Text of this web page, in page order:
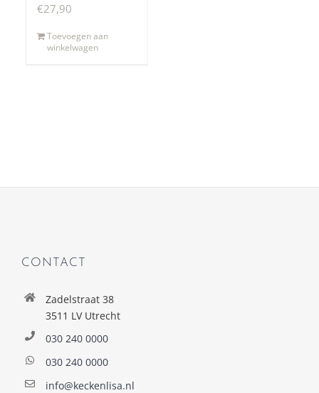
€27,90
Toevoegen aan
winkelwagen
CONTACT
Zadelstraat 38
3511 LV Utrecht
030 240 0000
030 240 0000
info@keckenlisa.nl